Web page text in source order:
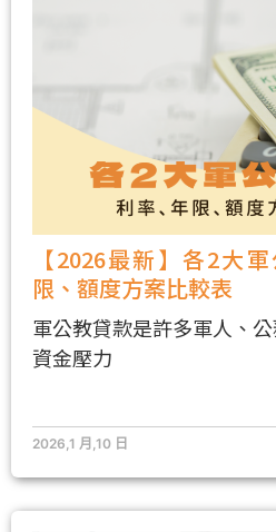
【2026最新】各2大
限、額度方案比較表
軍公教貸款是許多軍人、
資金壓力
2026,1 月,10 日